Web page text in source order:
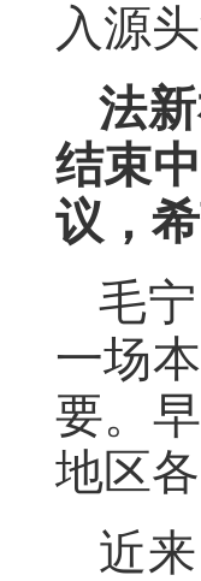
入源
法
结束
议，
毛
一场
要。
地区
近